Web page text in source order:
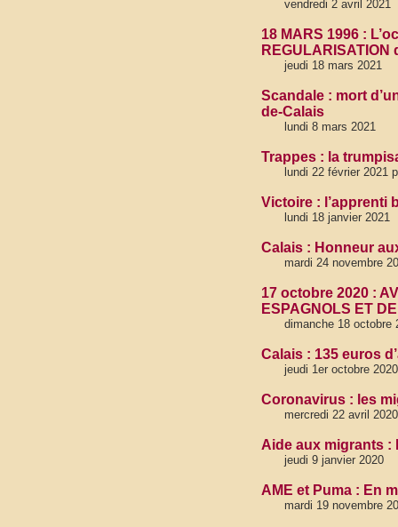
vendredi 2 avril 2021
18 MARS 1996 :
jeudi 18 mars 2021
Scandale : mort
de-Calais
lundi 8 mars 2021
Trappes : la
lundi 22 février 2021
Victoire : l’apprenti
lundi 18 janvier 2021
Calais : Honneur
mardi 24 novembre
17 octobre 2020 :
ESPAGNOLS ET
dimanche 18 octobre
Calais : 135 euros
jeudi 1er octobre 2020
Coronavirus : les
mercredi 22 avril
Aide aux migrants :
jeudi 9 janvier 2020
AME et Puma : En
mardi 19 novembre